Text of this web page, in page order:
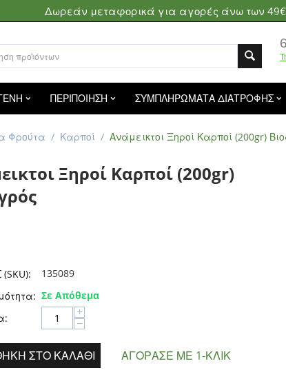
Δωρεάν μεταφορικά για αγορές άνω των 49€
ΠΕΡΙΠΟΙΗΣΗ ΣΥΜΠΛΗΡΩΜΑΤΑ ΔΙΑΤΡΟΦΗΣ
Φρούτα / Καρποί / Ανάμεικτοι Ξηροί Καρποί (200gr)
Ξηροί Καρποί (200gr)
135089
Σε Απόθεμα
+
−
ΣΤΟ ΚΑΛΆΘΙ ΑΓΌΡΑΣΕ ΜΕ 1-ΚΛΙΚ